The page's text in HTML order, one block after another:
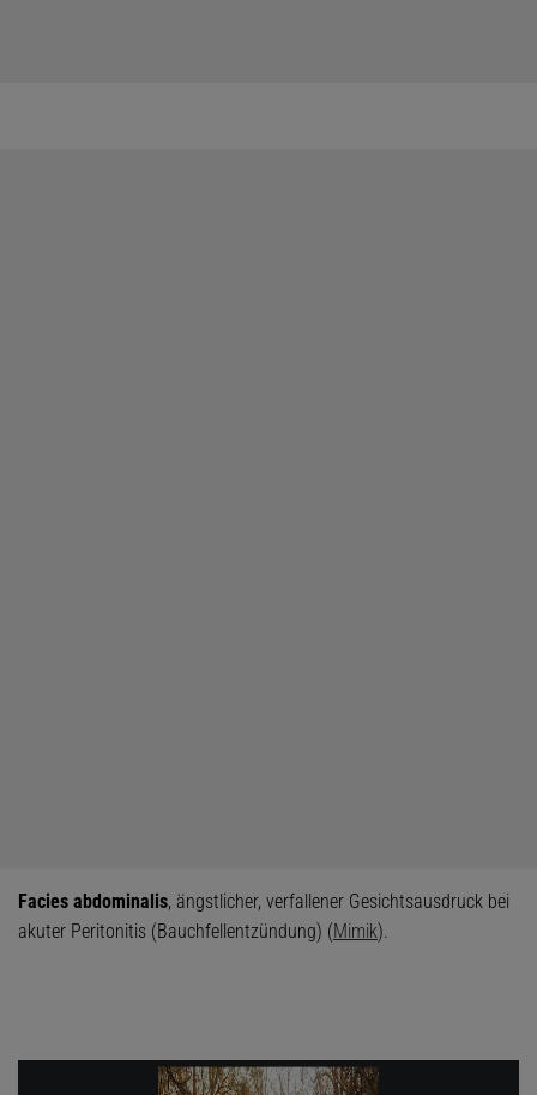
Facies abdominalis, ängstlicher, verfallener Gesichtsausdruck bei
akuter Peritonitis (Bauchfellentzündung) (Mimik).